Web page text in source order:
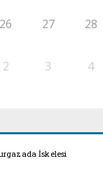
26 27 28
2 3 4
İskelesi